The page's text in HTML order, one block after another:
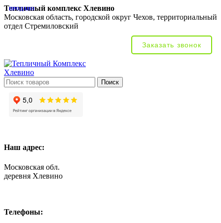
Тепличный комплекс Хлевино
Московская область, городской округ Чехов, территориальный
отдел Стремиловский
Заказать звонок
Поиск
Наш адрес:
Московская обл.
деревня Хлевино
Телефоны:
ПРОДАНО